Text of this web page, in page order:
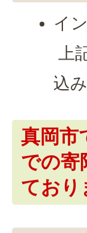
イ
上
込
真岡市
での寄
ており